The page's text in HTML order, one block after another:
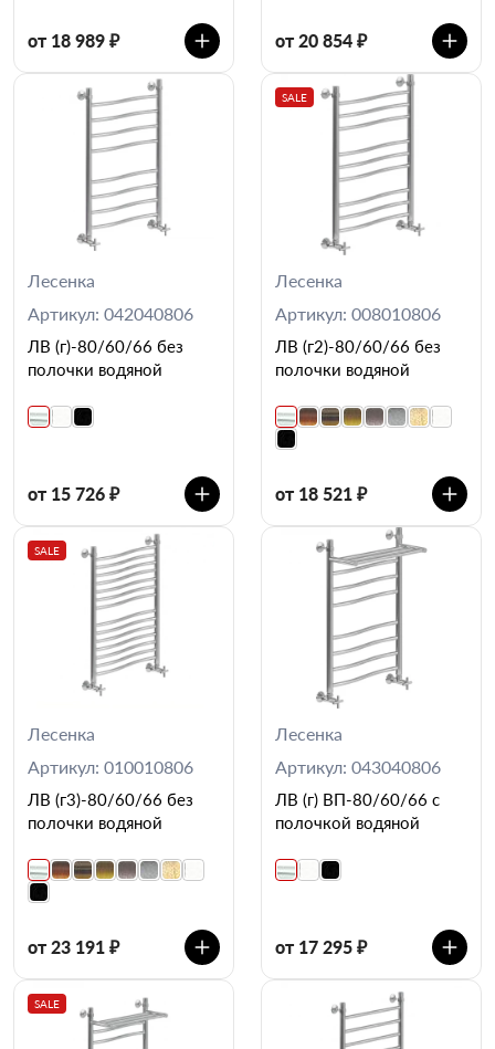
от 18 989 ₽ от 20 854 ₽
Лесенка
Артикул: 042040806
ЛВ (г)-80/60/66 без
полочки водяной
от 15 726 ₽
SALE
Лесенка
Артикул: 008010806
ЛВ (г2)-80/60/66 без
полочки водяной
от 18 521 ₽
SALE
Лесенка
Артикул: 010010806
ЛВ (г3)-80/60/66 без
полочки водяной
от 23 191 ₽
Лесенка
Артикул: 043040806
ЛВ (г) ВП-80/60/66 с
полочкой водяной
от 17 295 ₽
SALE